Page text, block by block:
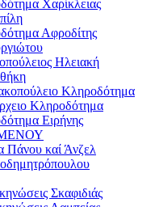
Χαρίκλειας
Αφροδίτης
Ηλειακή
Κληροδότημα
Κληροδότημα
Ειρήνης
Πάνου καί Άνζελ
Σκαφιδιάς